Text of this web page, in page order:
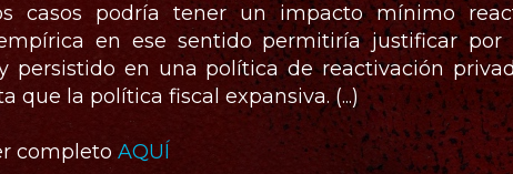
casos podría tener un impacto mínimo
en ese sentido permitiría justificar por
persistido en una política de reactivación
que la política fiscal expansiva. (...)
completo AQUÍ